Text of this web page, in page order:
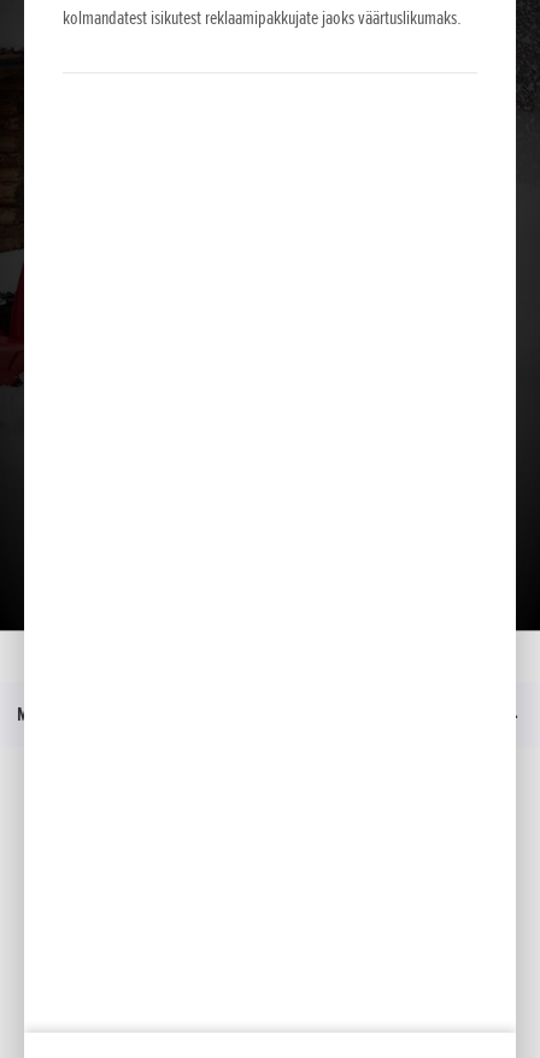
kolmandatest isikutest reklaamipakkujate jaoks väärtuslikumaks.
Menüü